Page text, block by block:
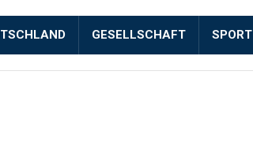
GESELLSCHAFT SPORT